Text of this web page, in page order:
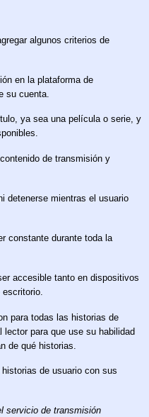
algunos criterios de
en la plataforma de
su cuenta.
ya sea una película o serie, y
de transmisión y
detenerse mientras el usuario
constante durante toda la
accesible tanto en dispositivos
para todas las historias de
para que use su habilidad
de qué historias.
de usuario con sus
servicio de transmisión